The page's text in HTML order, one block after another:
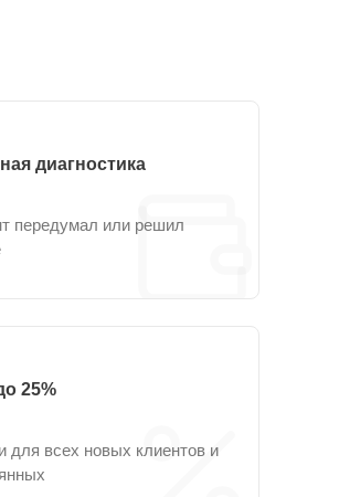
диагностика
передумал или решил
25%
для всех новых клиентов и